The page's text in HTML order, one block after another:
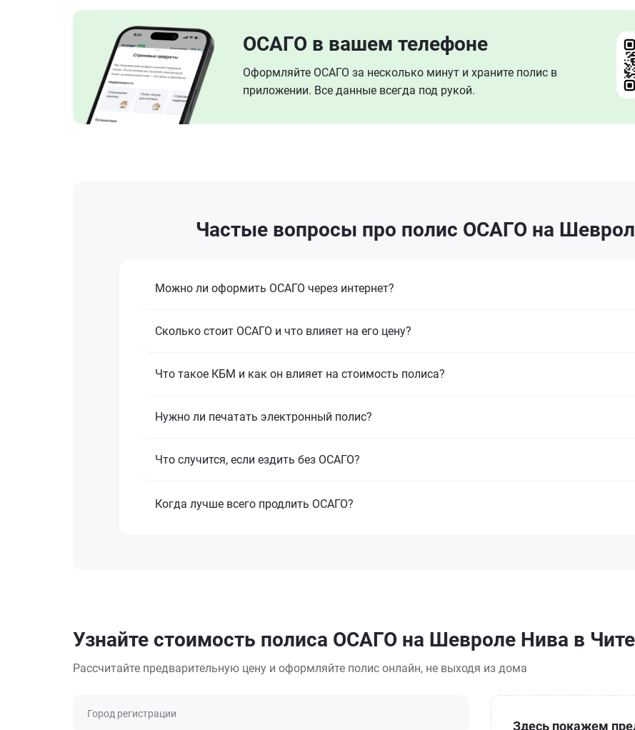
ОСАГО в вашем телефоне
Оформляйте ОСАГО за несколько минут и храните полис в
приложении. Все данные всегда под рукой.
Частые вопросы про полис ОСАГО на
Можно ли оформить ОСАГО через интернет?
Сколько стоит ОСАГО и что влияет на его цену?
Что такое КБМ и как он влияет на стоимость полиса?
Нужно ли печатать электронный полис?
Что случится, если ездить без ОСАГО?
Когда лучше всего продлить ОСАГО?
Узнайте стоимость полиса ОСАГО на Шевроле Нива в Чите
Рассчитайте предварительную цену и оформляйте полис онлайн, не выходя из дома
Город регистрации
Здесь покажем